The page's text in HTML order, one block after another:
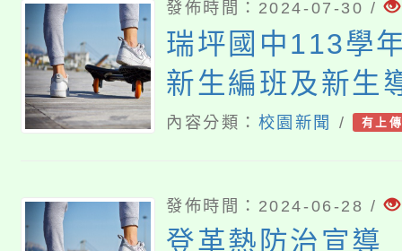
發佈時間：2024-07-30 /
瑞坪國中113學
新生編班及新生
果
內容分類： 校園新聞 / 有上
發佈時間：2024-06-28 /
登革熱防治宣導